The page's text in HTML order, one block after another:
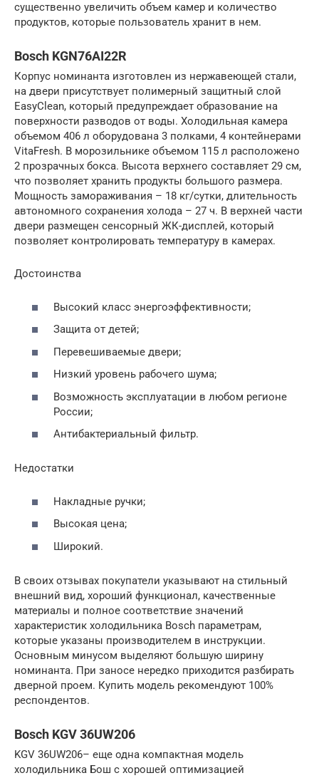
существенно увеличить объем камер и количество
продуктов, которые пользователь хранит в нем.
Bosch KGN76AI22R
Корпус номинанта изготовлен из нержавеющей стали,
на двери присутствует полимерный защитный слой
EasyClean, который предупреждает образование на
поверхности разводов от воды. Холодильная камера
объемом 406 л оборудована 3 полками, 4 контейнерами
VitaFresh. В морозильнике объемом 115 л расположено
2 прозрачных бокса. Высота верхнего составляет 29 см,
что позволяет хранить продукты большого размера.
Мощность замораживания – 18 кг/сутки, длительность
автономного сохранения холода – 27 ч. В верхней части
двери размещен сенсорный ЖК-дисплей, который
позволяет контролировать температуру в камерах.
Достоинства
Высокий класс энергоэффективности;
Защита от детей;
Перевешиваемые двери;
Низкий уровень рабочего шума;
Возможность эксплуатации в любом регионе
России;
Антибактериальный фильтр.
Недостатки
Накладные ручки;
Высокая цена;
Широкий.
В своих отзывах покупатели указывают на стильный
внешний вид, хороший функционал, качественные
материалы и полное соответствие значений
характеристик холодильника Bosch параметрам,
которые указаны производителем в инструкции.
Основным минусом выделяют большую ширину
номинанта. При заносе нередко приходится разбирать
дверной проем. Купить модель рекомендуют 100%
респондентов.
Bosch KGV 36UW206
KGV 36UW206– еще одна компактная модель
холодильника Бош с хорошей оптимизацией